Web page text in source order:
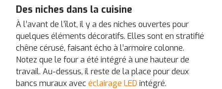
Des niches dans la cuisine
À l’avant de l’îlot, il y a des niches ouvertes pour
quelques éléments décoratifs. Elles sont en stratifié
chêne cérusé, faisant écho à l’armoire colonne.
Notez que le four a été intégré à une hauteur de
travail. Au-dessus, il reste de la place pour deux
bancs muraux avecéclairage LED intégré.